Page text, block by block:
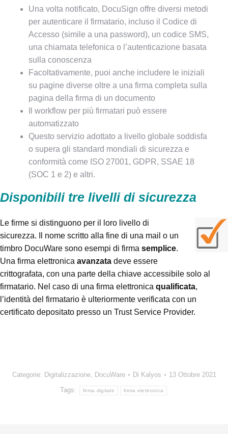
Una volta notificato, DocuSign offre diversi metodi
per autenticare il firmatario, incluso il Codice di
Accesso (simile a una password), un codice SMS,
una chiamata telefonica o l’autenticazione basata
sulla conoscenza
Facoltativamente, puoi anche includere le iniziali
su pagine diverse oltre a una firma completa sulla
pagina della firma di un documento
Il workflow per più firmatari può essere
automatizzato
Questo servizio adottato a livello globale soddisfa
o supera gli standard mondiali di sicurezza e
conformità come ISO 27001, GDPR, SSAE 18
(SOC 1 e 2) e altri.
Disponibili tre livelli di sicurezza
Le firme si distinguono per il loro livello di
sicurezza. Il nome scritto alla fine di una mail o un
timbro DocuWare sono esempi di firma semplice.
Una firma elettronica avanzata deve essere
crittografata, con una parte della chiave accessibile solo al
firmatario. Nel caso di una firma elettronica qualificata,
l’identità del firmatario è ulteriormente verificata con un
certificato depositato presso un Trust Service Provider.
Categorie: Digitalizzazione, DocuWare Di Kalyos 13 Ottobre 2021
Tags: firma digitale firma elettronica